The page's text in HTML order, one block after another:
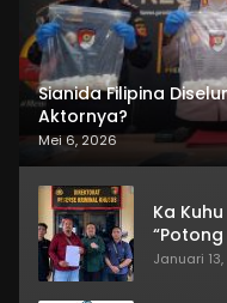
Sianida Filipina
Aktornya?
Mei 6, 2026
Ka
Januari